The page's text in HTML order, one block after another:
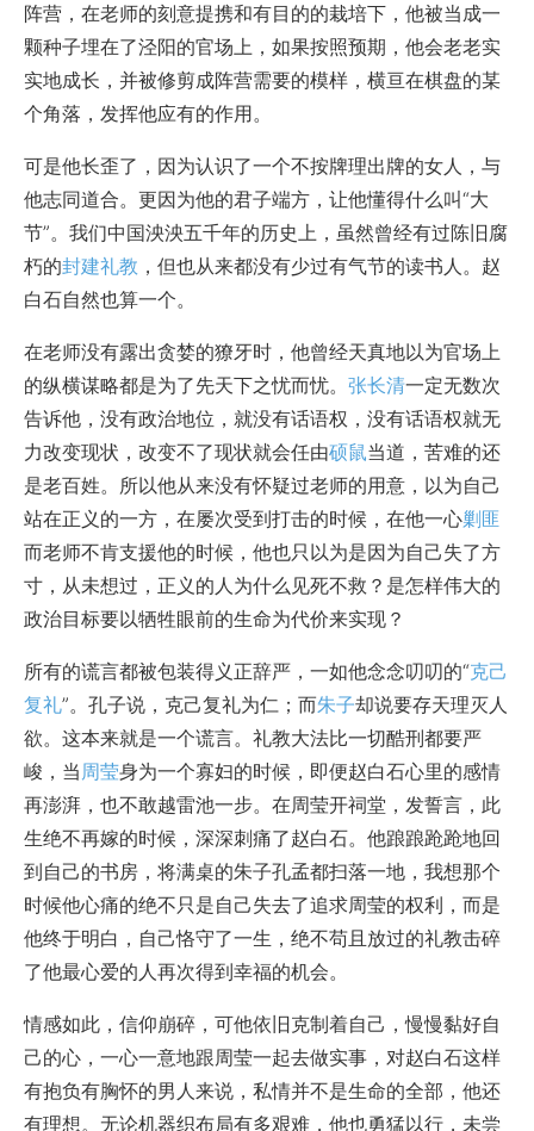
阵营，在老师的刻意提携和有目的的栽培下，他被当成一
颗种子埋在了泾阳的官场上，如果按照预期，他会老老实
实地成长，并被修剪成阵营需要的模样，横亘在棋盘的某
个角落，发挥他应有的作用。
可是他长歪了，因为认识了一个不按牌理出牌的女人，与
他志同道合。更因为他的君子端方，让他懂得什么叫“大
节”。我们中国泱泱五千年的历史上，虽然曾经有过陈旧腐
朽的封建礼教 ，但也从来都没有少过有气节的读书人。赵
白石自然也算一个。
在老师没有露出贪婪的獠牙时，他曾经天真地以为官场上
的纵横谋略都是为了先天下之忧而忧。 张长清一定无数次
告诉他，没有政治地位，就没有话语权，没有话语权就无
力改变现状，改变不了现状就会任由硕鼠当道，苦难的还
是老百姓。所以他从来没有怀疑过老师的用意，以为自己
站在正义的一方，在屡次受到打击的时候，在他一心剿匪
而老师不肯支援他的时候，他也只以为是因为自己失了方
寸，从未想过，正义的人为什么见死不救？是怎样伟大的
政治目标要以牺牲眼前的生命为代价来实现？
所有的谎言都被包装得义正辞严，一如他念念叨叨的“克己
复礼”。孔子说，克己复礼为仁；而朱子却说要存天理灭人
欲。这本来就是一个谎言。礼教大法比一切酷刑都要严
峻，当 周莹身为一个寡妇的时候，即便赵白石心里的感情
再澎湃，也不敢越雷池一步。在周莹开祠堂，发誓言，此
生绝不再嫁的时候，深深刺痛了赵白石。他踉踉跄跄地回
到自己的书房，将满桌的朱子孔孟都扫落一地，我想那个
时候他心痛的绝不只是自己失去了追求周莹的权利，而是
他终于明白，自己恪守了一生，绝不苟且放过的礼教击碎
了他最心爱的人再次得到幸福的机会。
情感如此，信仰崩碎，可他依旧克制着自己，慢慢黏好自
己的心，一心一意地跟周莹一起去做实事，对赵白石这样
有抱负有胸怀的男人来说，私情并不是生命的全部，他还
有理想。无论机器织布局有多艰难，他也勇猛以行，未尝